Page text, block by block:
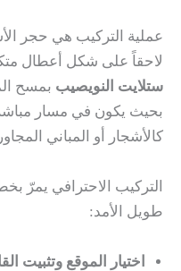
عملية التركيب هي حجر
لاحقاً على شكل أعطال
ستلايت النويصيب بمسح
بحيث يكون في مسار
كالأشجار أو المباني
التركيب الاحترافي يمرّ
طويل الأمد:
اختيار الموقع وتثبيت